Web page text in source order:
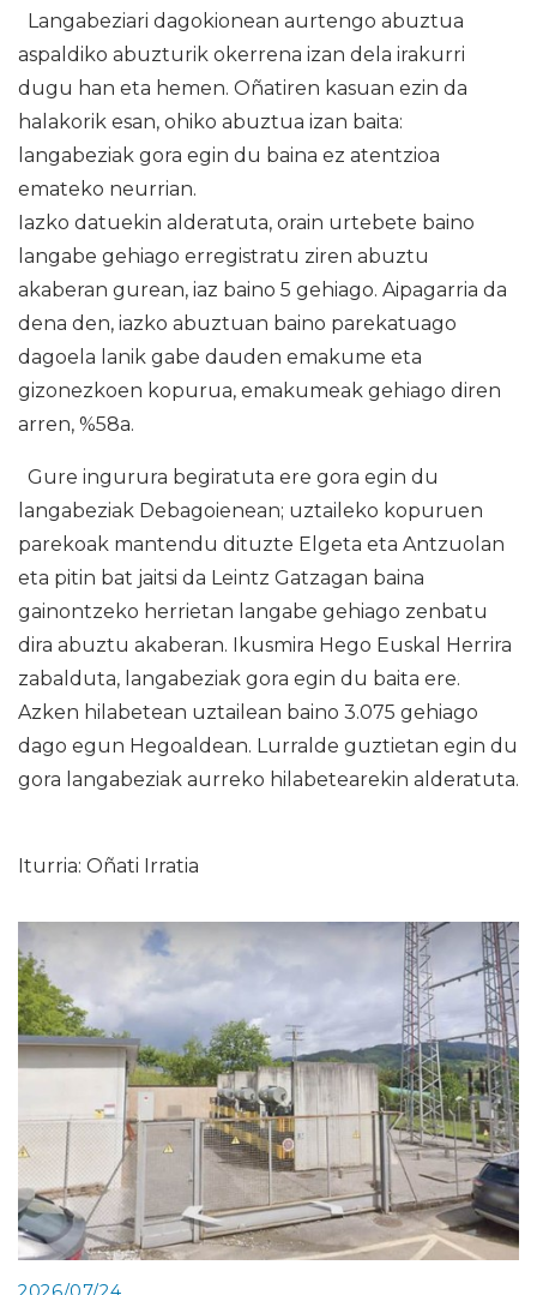
Langabeziari dagokionean aurtengo abuztua
aspaldiko abuzturik okerrena izan dela irakurri
dugu han eta hemen. Oñatiren kasuan ezin da
halakorik esan, ohiko abuztua izan baita:
langabeziak gora egin du baina ez atentzioa
emateko neurrian.
Iazko datuekin alderatuta, orain urtebete baino
langabe gehiago erregistratu ziren abuztu
akaberan gurean, iaz baino 5 gehiago. Aipagarria da
dena den, iazko abuztuan baino parekatuago
dagoela lanik gabe dauden emakume eta
gizonezkoen kopurua, emakumeak gehiago diren
arren, %58a.
Gure ingurura begiratuta ere gora egin du
langabeziak Debagoienean; uztaileko kopuruen
parekoak mantendu dituzte Elgeta eta Antzuolan
eta pitin bat jaitsi da Leintz Gatzagan baina
gainontzeko herrietan langabe gehiago zenbatu
dira abuztu akaberan. Ikusmira Hego Euskal Herrira
zabalduta, langabeziak gora egin du baita ere.
Azken hilabetean uztailean baino 3.075 gehiago
dago egun Hegoaldean. Lurralde guztietan egin du
gora langabeziak aurreko hilabetearekin alderatuta.
Iturria: Oñati Irratia